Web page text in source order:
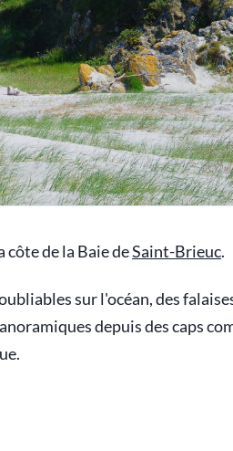
côte de la Baie deSaint-Brieuc.
sur l'océan, des
depuis des caps